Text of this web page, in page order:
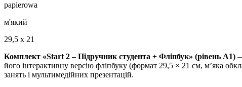
papierowa
м'який
29,5 x 21
Комплект «Start 2 – Підручник студента + Фліпбук» (рівень A1)
його інтерактивну версію фліпбуку (формат 29,5 × 21 см, м’яка
занять і мультимедійних презентацій.